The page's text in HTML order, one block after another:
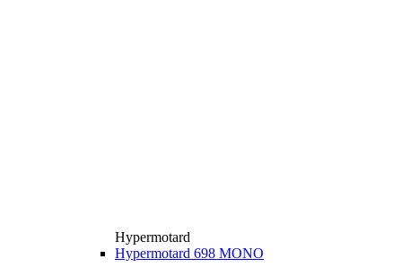
Hypermotard
Hypermotard 698 MONO